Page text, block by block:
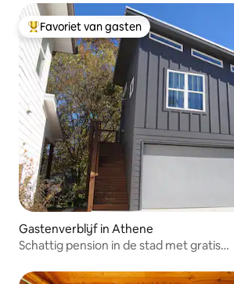
Topfavoriet van gasten
Favoriet van gasten
Gastenverblijf in Athene
Schattig pension in de stad met gratis